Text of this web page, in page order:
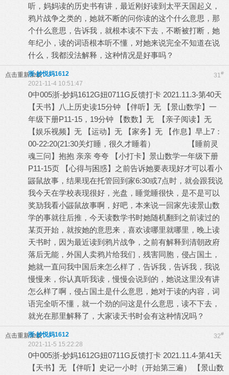
听，妈妈读的历史书有讲，最近刚好读到太平天国起义，
鸦片战争之类的，她就不断的问你读的这个什么意思，那
个什么意思，告诉我，就根本读不下去，不断被打断，她
年纪小，读的词语根本听不懂，对她来说完全不知道在说
什么，我都没法解释，这种情况是好事吗？
点击重新加载 31#
浙-妙悦妈1612
2021-11-4 10:51:47
0中005浙-妙妈1612G妞0711G反馈打卡 2021.11.3-第40天
【天书】八上历史读15分钟 【伴听】无 【景山数学】一
年级下册P11-15，19分钟 【数数】无 【亲子阅读】无
【娱乐视频】无 【运动】无 【家务】无 【作息】早上7：
00-22:20(21:30关灯睡，很久才睡着） 【睡前灵
魂三问】抱抱 亲亲 夸夸 【小打卡】景山数学一年级下册
P11-15页 【心得与困惑】之前告诉她要表现好才可以看小
鼹鼠故事，结果现在托管回到家6:30或7点时，就会跟我说
我今天在学校表现很好，光盘，睡觉睡很快，是不是可以
奖劢我看小鼹鼠故事啊，好吧，本来说一回家先读景山数
学的事就往后推，今天读数学书时她随机翻到之前读过的
某页开始，就按她的意思来，喜欢读哪里就哪里，晚上读
天书时，因为最近读到鸦片战争，之前有解释到清朝政府
落后无能，外国人卖鸦片给我们，残害同胞，侵占国土，
她就一直问我中国后来怎么样了，告诉我，告诉我，我说
慢慢来，你认真听我读，慢慢会说到的，她说这里没有讲
怎么样了啊，侵占国土是什么意思，她对于读的内容，词
语完全听不懂，就一个劲的问这是什么意思，读不下去，
就光在那里解释了，大家读天书时会有这种情况吗？
点击重新加载 32#
浙-妙悦妈1612
2021-11-5 15:22:28
0中005浙-妙妈1612G妞0711G反馈打卡 2021.11.4-第41天
【天书】无 【伴听】史记一小时（开始第三遍） 【景山数